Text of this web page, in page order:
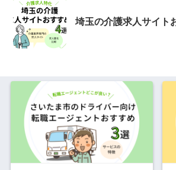
埼玉の介護求人サイト